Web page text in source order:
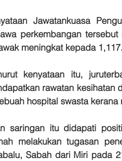
Jawatankuasa
perkembangan
meningkat kepada 1,117.
kenyataan itu,
rawatan kesihatan
hospital swasta
saringan itu didapati
melakukan tugasan
Sabah dari Miri pada